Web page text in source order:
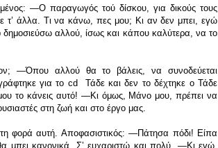
―Ο παραγωγός τού δίσκου, για δικούς τους
τ’ άλλα. Τι να κάνω, πες μου; Κι αν δεν μπει, εγώ
αλλού, ίσως και κάπου καλύτερα, να το
αλλού θα το βάλεις, να συνοδεύεται
για το cd Τάδε και δεν το δέχτηκε ο Τάδε
το κάνεις αυτό! ―Κι όμως, Μάνο μου, πρέπει να
στη ζωή και στο έργο μας.
φορά αυτή. Αποφασιστικός: ―Πάτησα πόδι! Είπα
μπει κανονικά. Σ’ ευχαριστώ και πολύ. ―Κι εγώ.